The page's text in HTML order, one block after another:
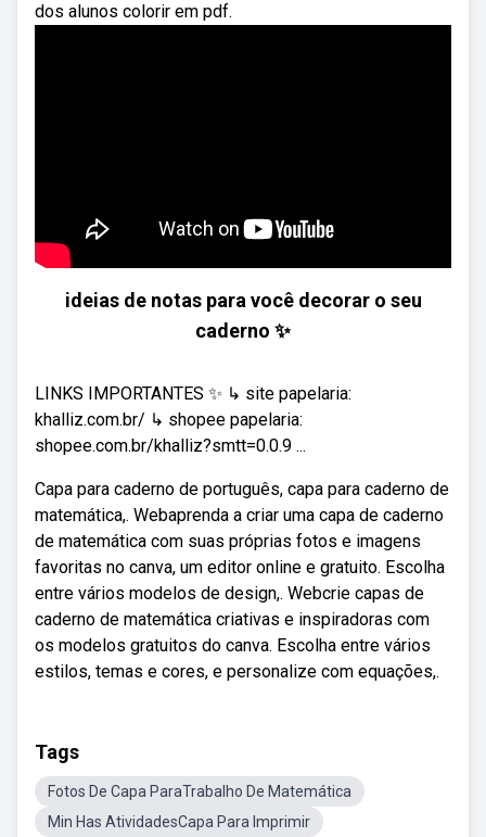
dos alunos colorir em pdf.
ideias de notas para você decorar o seu
caderno ✨
LINKS IMPORTANTES ✨ ↳ site papelaria:
khalliz.com.br/ ↳ shopee papelaria:
shopee.com.br/khalliz?smtt=0.0.9 ...
Capa para caderno de português, capa para caderno de
matemática,. Webaprenda a criar uma capa de caderno
de matemática com suas próprias fotos e imagens
favoritas no canva, um editor online e gratuito. Escolha
entre vários modelos de design,. Webcrie capas de
caderno de matemática criativas e inspiradoras com
os modelos gratuitos do canva. Escolha entre vários
estilos, temas e cores, e personalize com equações,.
Tags
Fotos De Capa ParaTrabalho De Matemática
Min Has AtividadesCapa Para Imprimir